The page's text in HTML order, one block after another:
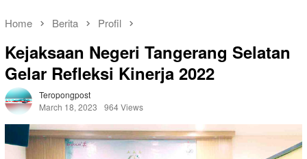
Home Berita Profil
Kejaksaan Negeri Tangerang Selatan
Gelar Refleksi Kinerja 2022
Teropongpost
March 18, 2023
964 Views